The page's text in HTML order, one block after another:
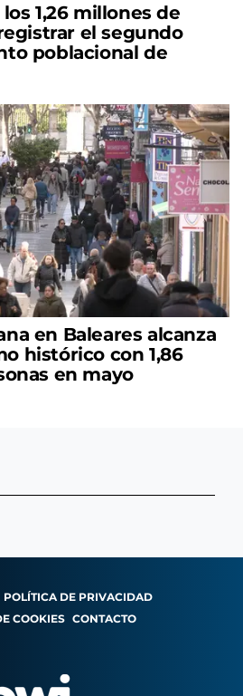
1,26 millones de
el segundo
poblacional de
en Baleares alcanza
histórico con 1,86
en mayo
POLÍTICA DE PRIVACIDAD
COOKIES CONTACTO